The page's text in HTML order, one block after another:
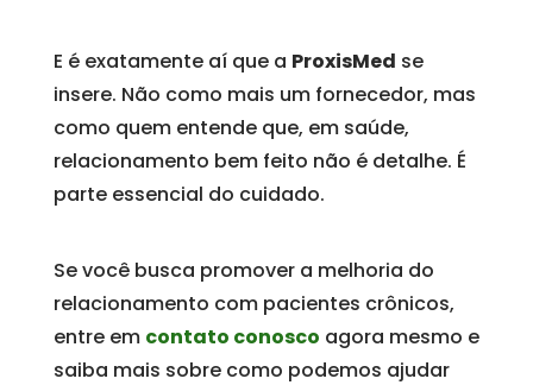
E é exatamente aí que a ProxisMed se
insere. Não como mais um fornecedor, mas
como quem entende que, em saúde,
relacionamento bem feito não é detalhe. É
parte essencial do cuidado.
Se você busca promover a melhoria do
relacionamento com pacientes crônicos,
entre em contato conosco agora mesmo e
saiba mais sobre como podemos ajudar